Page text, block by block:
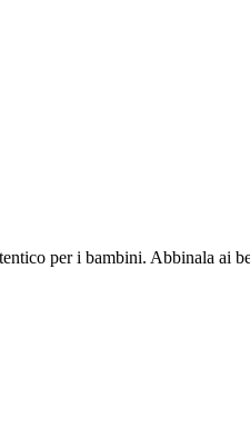
per i bambini. Abbinala ai